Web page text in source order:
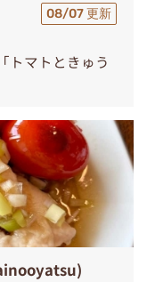
08/07 更新
トマトときゅう